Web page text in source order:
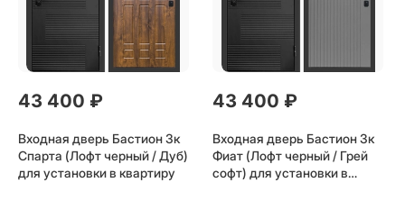
43 400 ₽
Входная дверь Бастион 3к
Спарта (Лофт черный / Дуб)
для установки в квартиру
43 400 ₽
Входная дверь Бастион 3к
Фиат (Лофт черный / Грей
софт) для установки в